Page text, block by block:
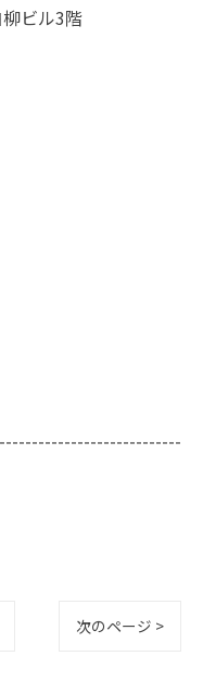
ビル3階
次のページ >